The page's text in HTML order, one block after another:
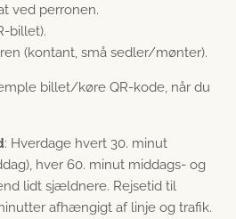
ved perronen.
billet).
(kontant, små sedler/mønter).
billet/køre QR-kode, når du
: Hverdage hvert 30. minut
hver 60. minut middags- og
lidt sjældnere. Rejsetid til
afhængigt af linje og trafik.